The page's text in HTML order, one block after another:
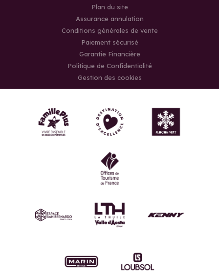
Plan du site
Assurance annulation
Conditions générales de vente
Paiement sécurisé
Garantie Financière
Politique de Confidentialité
Gestion des cookies